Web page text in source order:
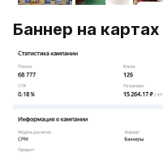
Баннер на